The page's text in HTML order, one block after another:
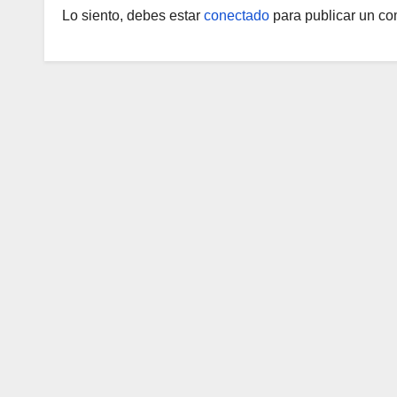
Lo siento, debes estar conectado para publicar un